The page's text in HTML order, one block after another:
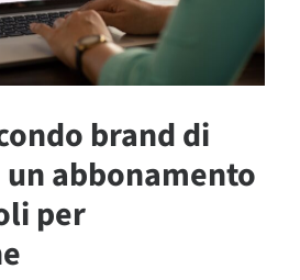
brand di
abbonamento
per